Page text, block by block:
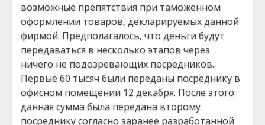
возможные препятствия при таможенном
оформлении товаров, декларируемых данной
фирмой. Предполагалось, что деньги будут
передаваться в несколько этапов через
ничего не подозревающих посредников.
Первые 60 тысяч были переданы посреднику в
офисном помещении 12 декабря. После этого
данная сумма была передана второму
посреднику согласно заранее разработанной